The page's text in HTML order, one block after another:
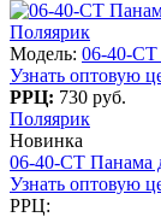
Поляярик
Модель: 06-40-CT
Узнать оптовую
РРЦ: 730 руб.
Поляярик
Новинка
06-40-CT Панама
Узнать оптовую
РРЦ: